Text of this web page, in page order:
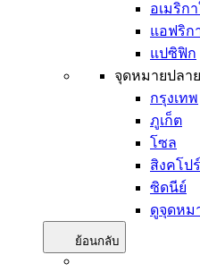
อเมริก
แอฟริก
แปซิฟิก
จุดหมายปลา
กรุงเทพ
ภูเก็ต
โซล
สิงคโปร์
ซิดนีย์
ดูจุดหม
ย้อนกลับ